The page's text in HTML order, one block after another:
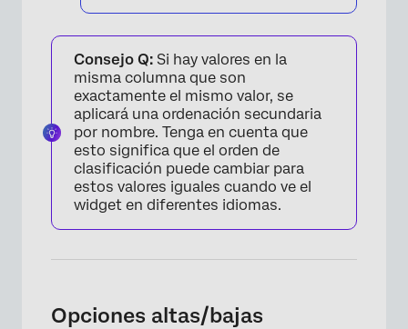
Consejo Q: Si hay valores en la
misma columna que son
exactamente el mismo valor, se
aplicará una ordenación secundaria
por nombre. Tenga en cuenta que
esto significa que el orden de
clasificación puede cambiar para
estos valores iguales cuando ve el
widget en diferentes idiomas.
Opciones altas/bajas